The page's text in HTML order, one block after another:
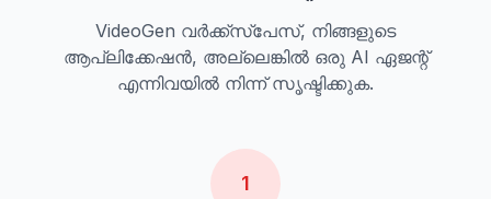
VideoGen വർക്ക്‌സ്‌പേസ്, നിങ്ങളുടെ
ആപ്ലിക്കേഷൻ, അല്ലെങ്കിൽ ഒരു AI ഏജന്റ്
എന്നിവയിൽ നിന്ന് സൃഷ്ടിക്കുക.
1